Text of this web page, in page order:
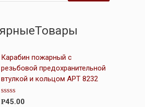
Карабин пожарный с
резьбовой предохранительной
втулкой и кольцом АРТ 8232
О
Р45.00